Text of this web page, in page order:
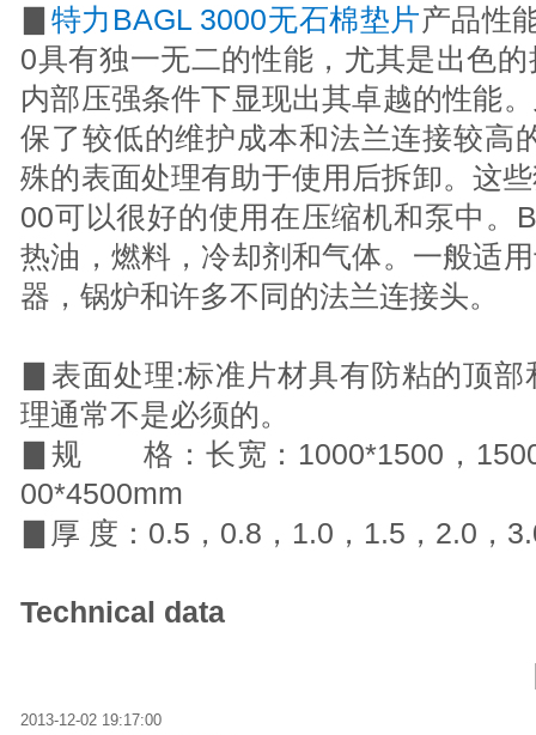
▊特力BAGL 3000无石棉垫片产品性
0具有独一无二的性能，尤其是出色
内部压强条件下显现出其卓越的性能
保了较低的维护成本和法兰连接较高
殊的表面处理有助于使用后拆卸。这
00可以很好的使用在压缩机和泵中。
热油，燃料，冷却剂和气体。一般适
器，锅炉和许多不同的法兰连接头。
▊ 表面处理:标准片材具有防粘的顶
理通常不是必须的。
▊规 格：长宽：1000*1500，
00*4500mm
▊ 厚 度：0.5，0.8，1.0，1.5，2.0，
Technical data
2013-12-02 19:17:00